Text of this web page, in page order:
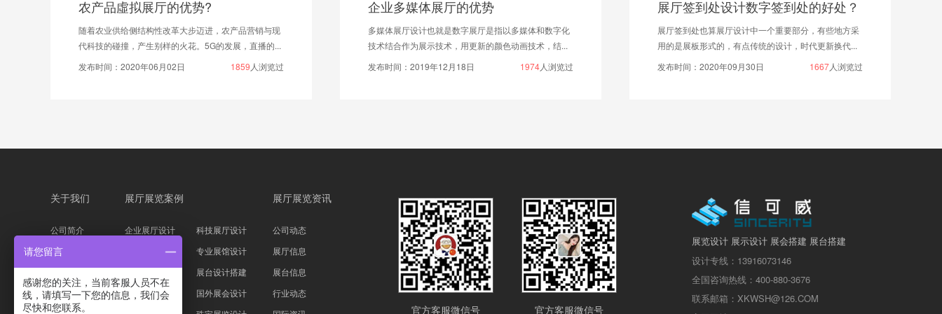
拟展厅的优势?
侧结构性改革大步迈进，农产品营销与现
，产生别样的火花。5G的发展，直播的...
1859人浏览过
企业多媒体展厅的优势
多媒体展厅设计也就是数字展厅是指以多媒体和数字化
技术结合作为展示技术，用更新的颜色动画技术，结...
发布时间：2019年12月18日
1974人浏览过
展厅签到处设计数字签到处的好处？
展厅签到处也算展厅设计中一个重要部分，有些地方采
用的是展板形式的，有点传统的设计，时代更新换代...
发布时间：2020年09月30日
1667人浏览过
好的设计是展厅的
设计是打造企业展厅的基础，
内容设计、平面设计，还是具
发布时间：2019年11月15日
关于我们
公司简介
企业文化
公司资质
服务流程
展厅展览案例
企业展厅设计
科技展厅设计
主题展馆设计
专业展馆设计
科技展台设计
展台设计搭建
家具服装展会
国外展会设计
展厅展览资讯
公司动态
展厅信息
展台信息
行业动态
官方客服微信号 官方客服微信号
展览设计 展示设计 展会搭建 展台搭建
设计专线：13916073146
全国咨询热线：400-880-3676
联系邮箱：XKWSH@126.COM
请您留言
感谢您的关注，当前客服人员不在
线，请填写一下您的信息，我们会
尽快和您联系。